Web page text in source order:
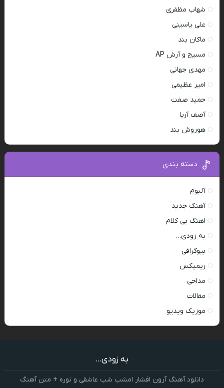
شهاب مظفری
علی یاسینی
ماکان بند
مسیح و آرش AP
مهدی جهانی
امیر عظیمی
حمید صفت
آصف آریا
هوروش بند
دسته بندی
آلبوم
آهنگ جدید
اهنگ بی کلام
به زودی…
بیوگرافی
ریمیکس
مداحی
مقالات
موزیک ویدیو
به زودی...
دانلود آهنگ آرون افشار امشب شب عاشقی و نوره + متن آهنگ